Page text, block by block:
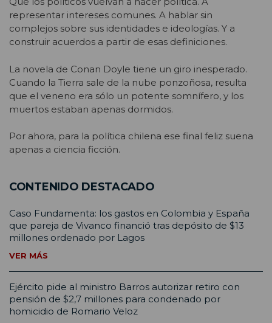
representar intereses comunes. A hablar sin
complejos sobre sus identidades e ideologías. Y a
construir acuerdos a partir de esas definiciones.
La novela de Conan Doyle tiene un giro inesperado.
Cuando la Tierra sale de la nube ponzoñosa, resulta
que el veneno era sólo un potente somnífero, y los
muertos estaban apenas dormidos.
Por ahora, para la política chilena ese final feliz suena
apenas a ciencia ficción.
CONTENIDO DESTACADO
Caso Fundamenta: los gastos en Colombia y España
que pareja de Vivanco financió tras depósito de $13
millones ordenado por Lagos
VER MÁS
Ejército pide al ministro Barros autorizar retiro con
pensión de $2,7 millones para condenado por
homicidio de Romario Veloz